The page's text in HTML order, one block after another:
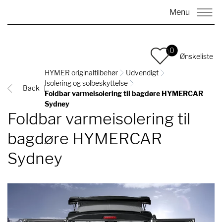
Menu
0
Ønskeliste
Back
HYMER originaltilbehør
Udvendigt
Isolering og solbeskyttelse
Foldbar varmeisolering til bagdøre HYMERCAR
Sydney
Foldbar varmeisolering til
bagdøre HYMERCAR
Sydney